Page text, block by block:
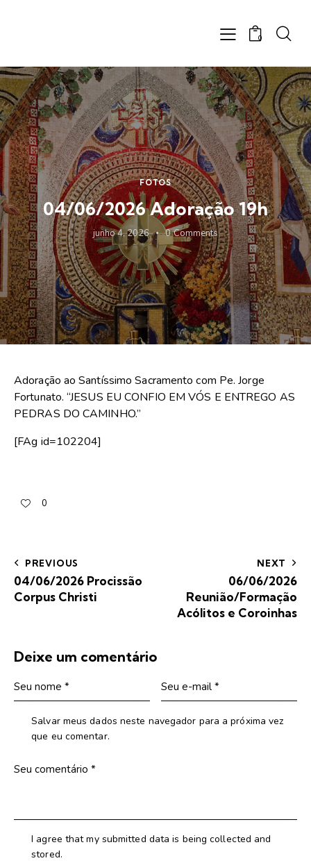
0
FOTOS
04/06/2026 Adoração 19h
junho 4, 2026 0 Comments
Adoração ao Santíssimo Sacramento com Pe. Jorge
Fortunato. “JESUS EU CONFIO EM VÓS E ENTREGO AS
PEDRAS DO CAMINHO.”
[FAg id=102204]
0
PREVIOUS
04/06/2026 Procissão
Corpus Christi
NEXT
06/06/2026
Reunião/Formação
Acólitos e Coroinhas
Deixe um comentário
Salvar meus dados neste navegador para a próxima vez
que eu comentar.
I agree that my submitted data is being collected and
stored.